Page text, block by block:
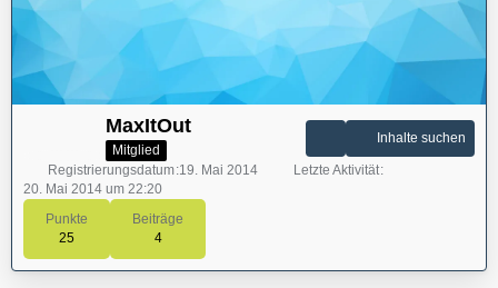
MaxItOut
Mitglied
Punkte
25
Beiträge
4
Inhalte suchen
Registrierungsdatum 19. Mai 2014
Letzte Aktivität
20. Mai 2014 um 22:20